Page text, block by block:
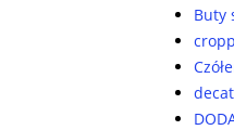
Buty
cropp